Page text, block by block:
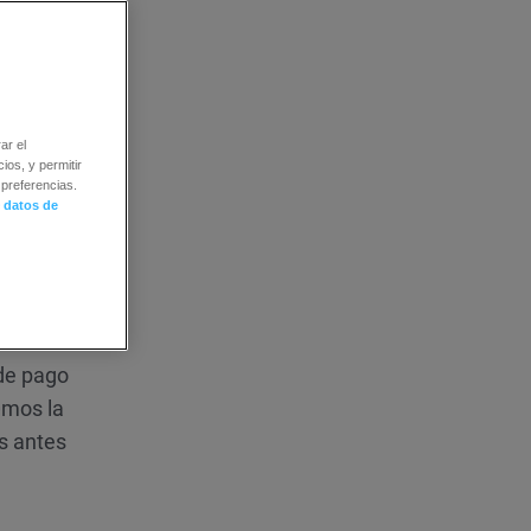
pago
la
antes
el
y permitir
datos de